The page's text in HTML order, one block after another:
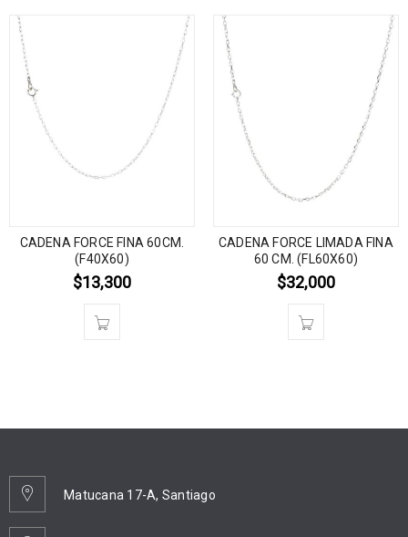
CADENA FORCE FINA 60CM.
(F40X60)
$13,300
CADENA FORCE LIMADA FINA
60 CM. (FL60X60)
$32,000
Matucana 17-A, Santiago